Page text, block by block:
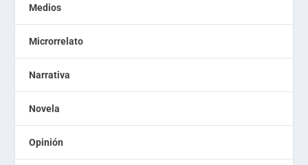
Medios
Microrrelato
Narrativa
Novela
Opinión